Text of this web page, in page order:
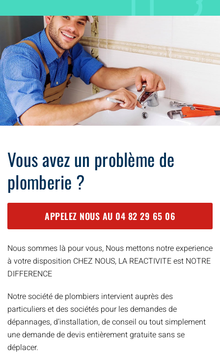
Vous avez un problème de
plomberie ?
APPELEZ NOUS AU 04 82 29 65 06
Nous sommes là pour vous, Nous mettons notre experience
à votre disposition CHEZ NOUS, LA REACTIVITE est NOTRE
DIFFERENCE
Notre société de plombiers intervient auprès des
particuliers et des sociétés pour les demandes de
dépannages, d’installation, de conseil ou tout simplement
une demande de devis entièrement gratuite sans se
déplacer.